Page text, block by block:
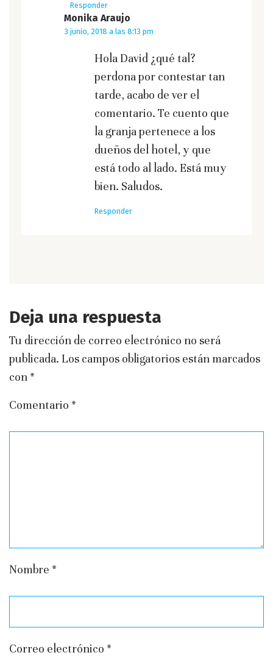
Responder
Monika Araujo
3 junio, 2018 a las 8:13 pm
Hola David ¿qué tal?
perdona por contestar tan
tarde, acabo de ver el
comentario. Te cuento que
la granja pertenece a los
dueños del hotel, y que
está todo al lado. Está muy
bien. Saludos.
Responder
Deja una respuesta
Tu dirección de correo electrónico no será
publicada. Los campos obligatorios están marcados
con *
Comentario *
Nombre *
Correo electrónico *